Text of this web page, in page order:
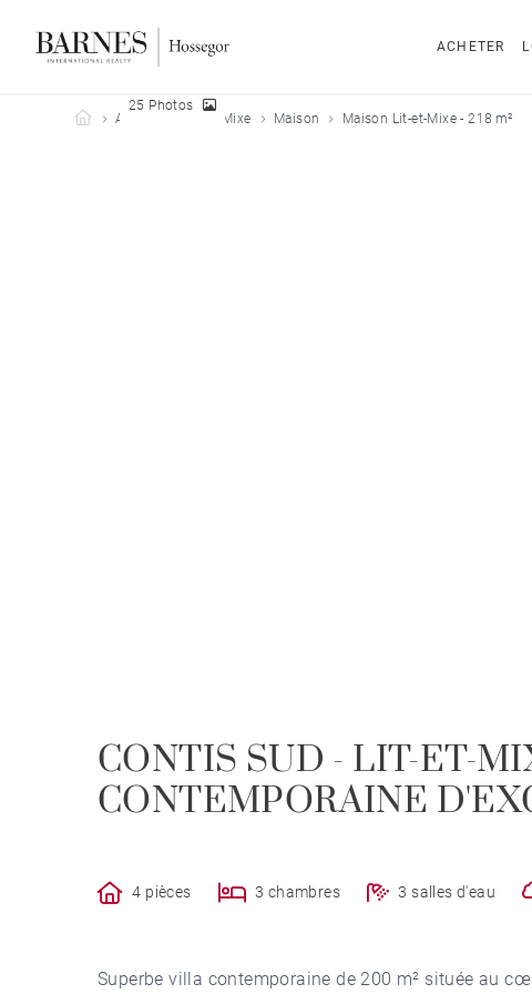
ACHETER
Barnes Hossegor
Acheter Lit-et-Mixe Maison Maison Lit-et-Mixe - 218 m²
25 Photos
CONTIS SUD - LIT-ET-
CONTEMPORAINE
4 pièces 3 chambres 3 salles d'eau
Superbe villa contemporaine de 200 m² située au